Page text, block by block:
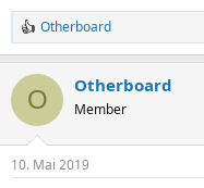
R
e
k
i
e
Otherboard
O Otherboard
Member
10. Mai 2019